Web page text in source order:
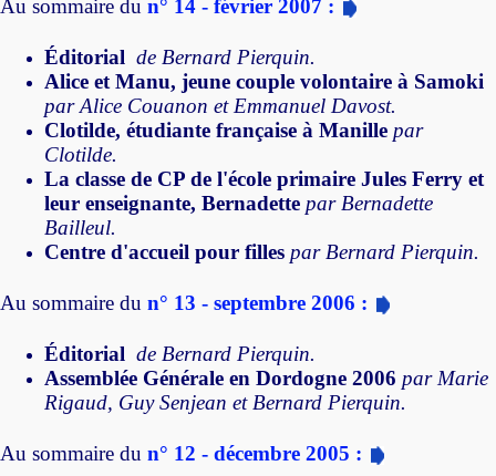
Au sommaire du n° 14 - février 2007 :
Éditorial de Bernard Pierquin.
Alice et Manu, jeune couple volontaire à Samoki
par Alice Couanon et Emmanuel Davost.
Clotilde, étudiante française à Manille par
Clotilde.
La classe de CP de l'école primaire Jules Ferry et
leur enseignante, Bernadette par Bernadette
Bailleul.
Centre d'accueil pour filles par Bernard Pierquin.
Au sommaire du n° 13 - septembre 2006 :
Éditorial de Bernard Pierquin.
Assemblée Générale en Dordogne 2006 par Marie
Rigaud, Guy Senjean et Bernard Pierquin.
Au sommaire du n° 12 - décembre 2005 :